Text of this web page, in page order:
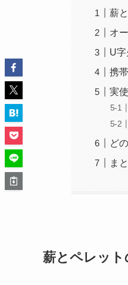
薪
オ
U
携
実
ど
ま
薪とペレット